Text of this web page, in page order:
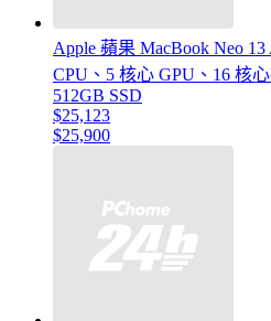
Apple 蘋果 MacBook Neo
CPU、5 核心 GPU、16 核
512GB SSD
$25,123
$25,900